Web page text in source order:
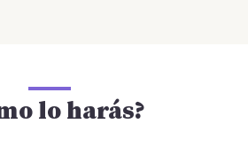
lo harás?